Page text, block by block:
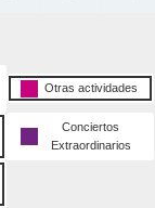
Otras actividades
Conciertos
Extraordinarios